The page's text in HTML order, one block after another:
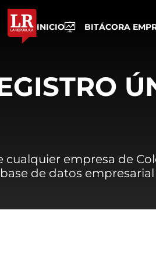
INICIO BITÁCORA
cualquier empresa de
de datos